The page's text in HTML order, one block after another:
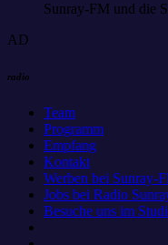
Sunray-FM und die
AD
radio
Team
Programm
Empfang
Kontakt
Werben bei Sunray-
Jobs bei Radio
Besuche uns im